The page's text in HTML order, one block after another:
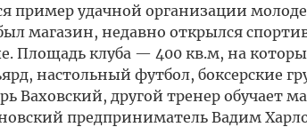
пример удачной организации
магазин, недавно открылся
Площадь клуба — 400 кв.м, на
настольный футбол, боксерские
Ваховский, другой тренер обучает
предприниматель Вадим